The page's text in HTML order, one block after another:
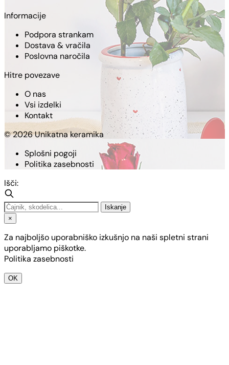
Informacije
Podpora strankam
Dostava & vračila
Poslovna naročila
Hitre povezave
O nas
Vsi izdelki
Kontakt
© 2026 Unikatna keramika
Splošni pogoji
Politika zasebnosti
Išči:
Iskanje
×
Za najboljšo uporabniško izkušnjo na naši spletni strani
uporabljamo piškotke.
Politika zasebnosti
OK